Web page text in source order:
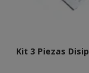
Kit 3 Piezas